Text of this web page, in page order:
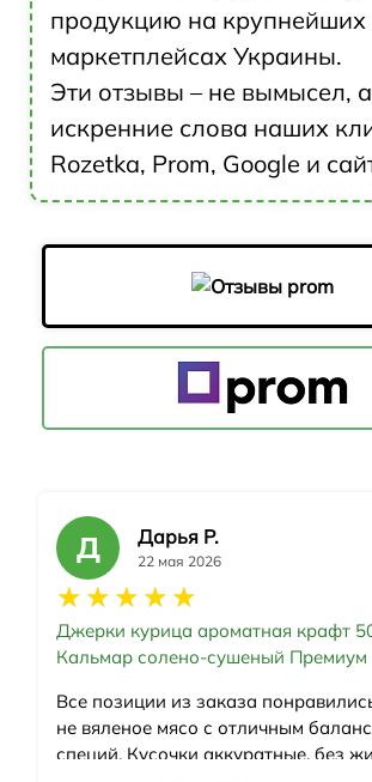
продукцию на крупнейших
маркетплейсах Украины.
Эти отзывы – не вымысел, а
искренние слова наших
Rozetka, Prom, Google и
Д Дарья Р.
22 мая 2026
★ ★ ★ ★ ★
Джерки курица ароматная крафт
Кальмар солено-сушеный Премиум
Все позиции из заказа
не вяленое мясо с отличным
специй. Кусочки аккуратные, без